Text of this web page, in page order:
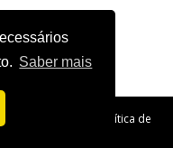
Saber mais
Política de